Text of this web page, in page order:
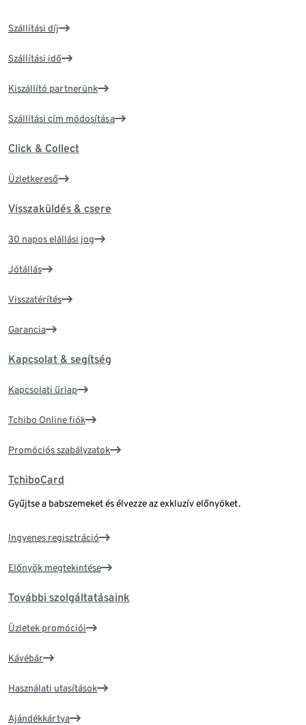
Szállítási díj
Szállítási idő
Kiszállító partnerünk
Szállítási cím módosítása
Click & Collect
Üzletkereső
Visszaküldés & csere
30 napos elállási jog
Jótállás
Visszatérítés
Garancia
Kapcsolat & segítség
Kapcsolati űrlap
Tchibo Online fiók
Promóciós szabályzatok
TchiboCard
Gyűjtse a babszemeket és élvezze az exkluzív előnyöket.
Ingyenes regisztráció
Előnyök megtekintése
További szolgáltatásaink
Üzletek promóciói
Kávébár
Használati utasítások
Ajándékkártya